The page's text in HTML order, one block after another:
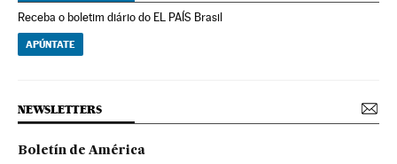
Receba o boletim diário do EL PAÍS Brasil
APÚNTATE
NEWSLETTERS
Boletín de América